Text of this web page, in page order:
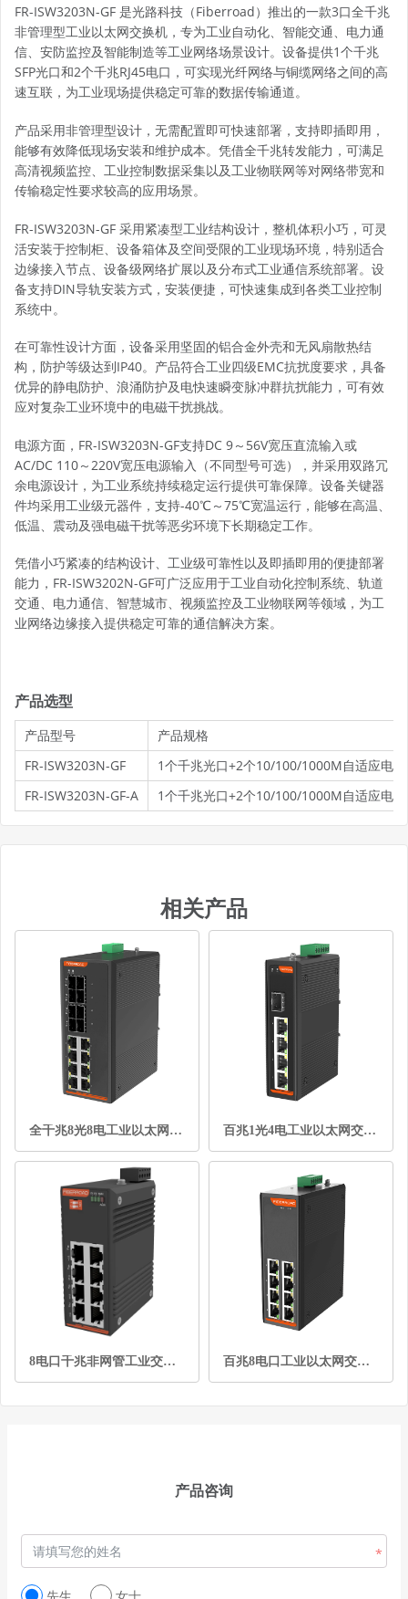
FR-ISW3203N-GF 是光路科技（Fiberroad）推出的一款3口全千兆
非管理型工业以太网交换机，专为工业自动化、智能交通、电力通
信、安防监控及智能制造等工业网络场景设计。设备提供1个千兆
SFP光口和2个千兆RJ45电口，可实现光纤网络与铜缆网络之间的高
速互联，为工业现场提供稳定可靠的数据传输通道。
产品采用非管理型设计，无需配置即可快速部署，支持即插即用，
能够有效降低现场安装和维护成本。凭借全千兆转发能力，可满足
高清视频监控、工业控制数据采集以及工业物联网等对网络带宽和
传输稳定性要求较高的应用场景。
FR-ISW3203N-GF 采用紧凑型工业结构设计，整机体积小巧，可灵
活安装于控制柜、设备箱体及空间受限的工业现场环境，特别适合
边缘接入节点、设备级网络扩展以及分布式工业通信系统部署。设
备支持DIN导轨安装方式，安装便捷，可快速集成到各类工业控制
系统中。
在可靠性设计方面，设备采用坚固的铝合金外壳和无风扇散热结
构，防护等级达到IP40。产品符合工业四级EMC抗扰度要求，具备
优异的静电防护、浪涌防护及电快速瞬变脉冲群抗扰能力，可有效
应对复杂工业环境中的电磁干扰挑战。
电源方面，FR-ISW3203N-GF支持DC 9～56V宽压直流输入或
AC/DC 110～220V宽压电源输入（不同型号可选），并采用双路冗
余电源设计，为工业系统持续稳定运行提供可靠保障。设备关键器
件均采用工业级元器件，支持-40℃～75℃宽温运行，能够在高温、
低温、震动及强电磁干扰等恶劣环境下长期稳定工作。
凭借小巧紧凑的结构设计、工业级可靠性以及即插即用的便捷部署
能力，FR-ISW3202N-GF可广泛应用于工业自动化控制系统、轨道
交通、电力通信、智慧城市、视频监控及工业物联网等领域，为工
业网络边缘接入提供稳定可靠的通信解决方案。
产品选型
产品型号
产品规格
FR-ISW3203N-GF
1个千兆光口+2个10/100/1000M自适应电
FR-ISW3203N-GF-A
1个千兆光口+2个10/100/1000M自适应电
相关产品
全千兆8光8电工业以太网交换机 百兆1光4电工业以太网交换机
8电口千兆非网管工业交换机 百兆8电口工业以太网交换机
产品咨询
先生 女士